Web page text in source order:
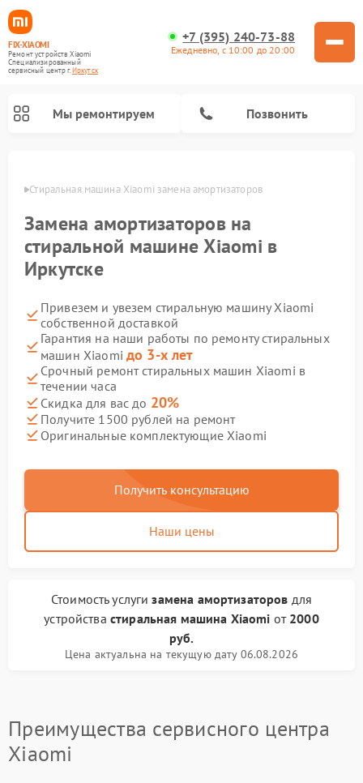
FIX-XIAOMI
Ремонт устройств Xiaomi
Специализированный
cервисный центр г.Иркутск
+7 (395) 240-73-88
Ежедневно, с 10:00 до 20:00
Мы ремонтируем Позвонить
Стиральная машина Xiaomi замена амортизаторов
Замена амортизаторов на
стиральной машине Xiaomi в
Иркутске
Привезем и увезем стиральную машину Xiaomi
собственной доставкой
Гарантия на наши работы по ремонту стиральных
машин Xiaomi до 3-х лет
Срочный ремонт стиральных машин Xiaomi в
течении часа
Скидка для вас до 20%
Получите 1500 рублей на ремонт
Оригинальные комплектующие Xiaomi
Получить консультацию
Наши цены
Стоимость услугизамена амортизаторов для
устройства стиральная машина Xiaomi от 2000
руб.
Цена актуальна на текущую дату 06.08.2026
Преимущества сервисного центра
Xiaomi